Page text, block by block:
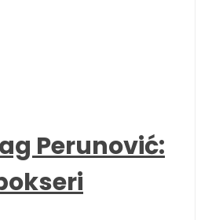
Perunović: